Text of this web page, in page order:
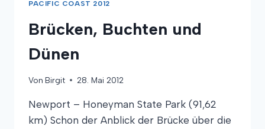
PACIFIC COAST 2012
Brücken, Buchten und
Dünen
Von Birgit 28. Mai 2012
Newport – Honeyman State Park (91,62
km) Schon der Anblick der Brücke über die